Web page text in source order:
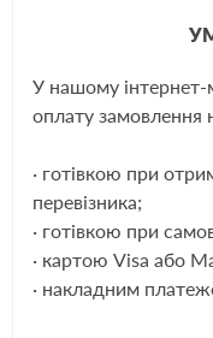
Защищает и
эластичность резины,
багажника в зимнее
Применение
Mannol Silicone Spray
флакона. После нанести
поверхность с
сухой чистой тряпкой.
ЕЩЁ
У нашому інтернет-
оплату замовлення
· готівкою при
перевізника;
· готівкою при
· картою Visa або
· накладним